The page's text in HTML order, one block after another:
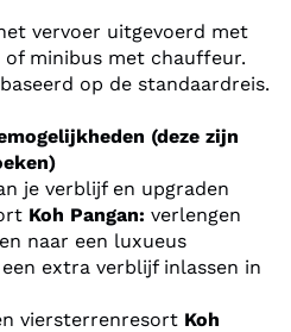
voor de boulevard en
lonken in de verte.
Koh Phi Phi
Andaman Zee.
schiereiland Phuket
bruisend nachtleven en
vervoer uitgevoerd met
minibus met chauffeur.
op de standaardreis.
(deze zijn
je verblijf en upgraden
Koh Pangan: verlengen
naar een luxueus
een extra verblijf inlassen in
viersterrenresort Koh